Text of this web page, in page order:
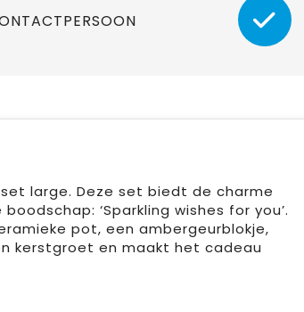
large. Deze set biedt de charme
‘Sparkling wishes for you’.
pot, een ambergeurblokje,
kerstgroet en maakt het cadeau